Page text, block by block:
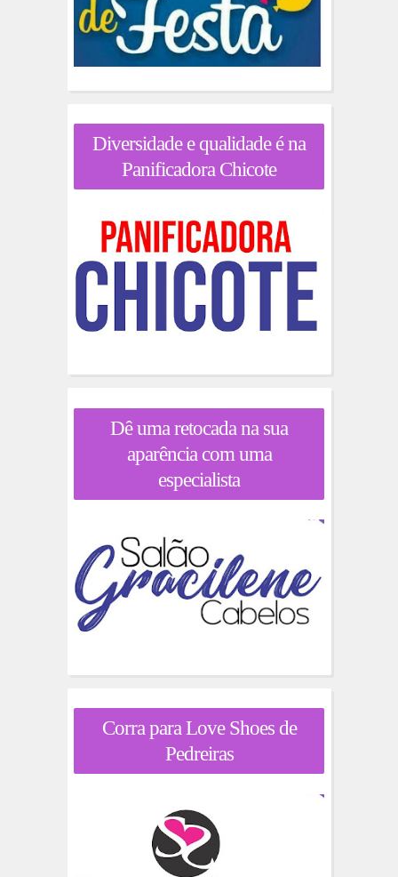
Diversidade e qualidade é na
Panificadora Chicote
Dê uma retocada na sua
aparência com uma
especialista
Corra para Love Shoes de
Pedreiras